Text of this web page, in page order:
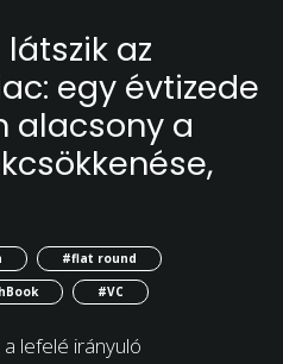
az
egy évtizede
alacsony a
#flat round
#VC
lefelé irányuló